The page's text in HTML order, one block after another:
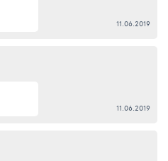
11.06.2019
11.06.2019